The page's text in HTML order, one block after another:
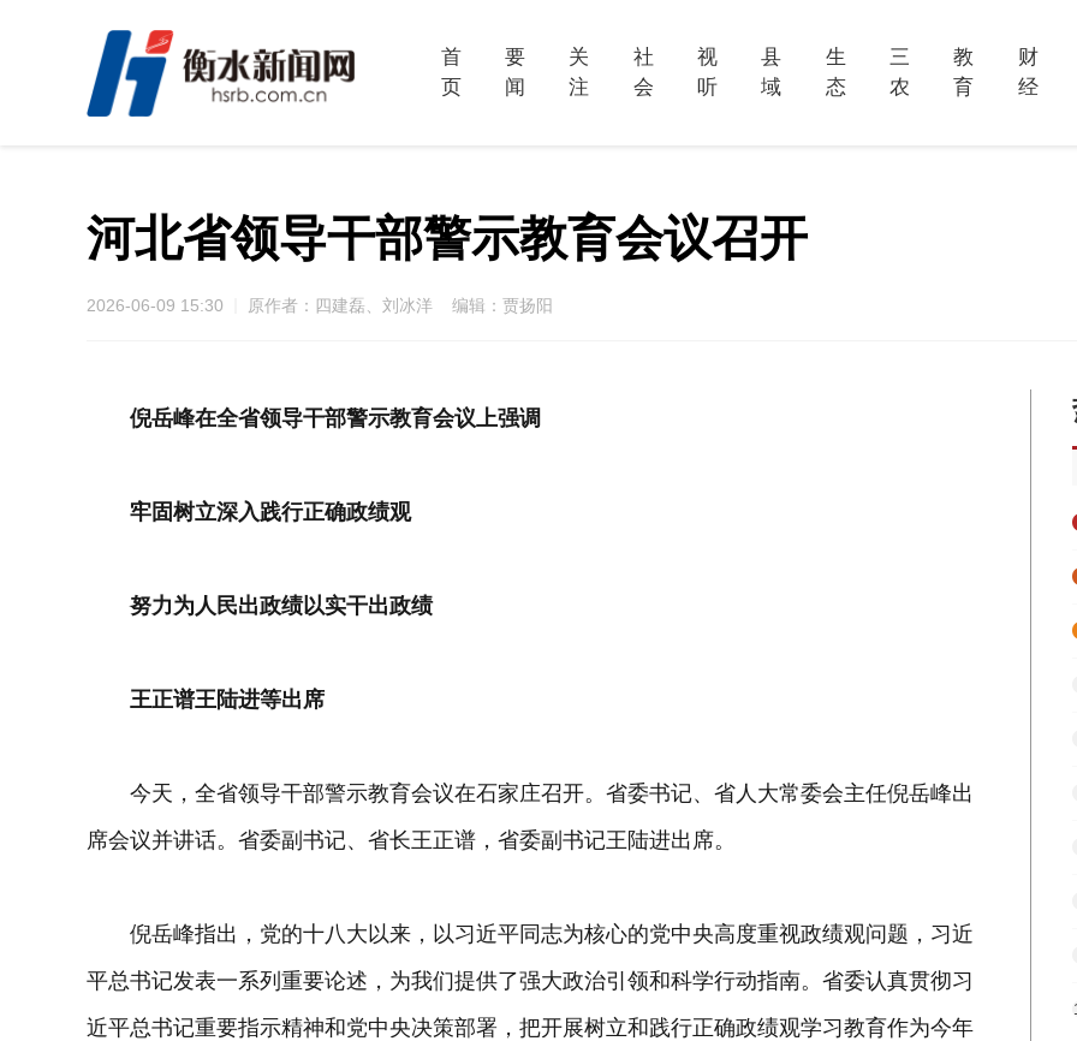
首
页
要
闻
关
注
社
会
视
听
县
域
生
态
三
农
教
育
财
经
河北省领导干部警示教育会议召开
2026-06-09 15:30 原作者：四建磊、刘冰洋 编辑：贾扬阳
倪岳峰在全省领导干部警示教育会议上强调
牢固树立深入践行正确政绩观
努力为人民出政绩以实干出政绩
王正谱王陆进等出席
今天，全省领导干部警示教育会议在石家庄召开。省委书记、省人大常委会主任倪岳峰出
席会议并讲话。省委副书记、省长王正谱，省委副书记王陆进出席。
倪岳峰指出，党的十八大以来，以习近平同志为核心的党中央高度重视政绩观问题，习近
平总书记发表一系列重要论述，为我们提供了强大政治引领和科学行动指南。省委认真贯彻习
近平总书记重要指示精神和党中央决策部署，把开展树立和践行正确政绩观学习教育作为今年